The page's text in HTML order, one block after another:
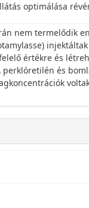
optimálása
nem termelődik
értékre és
és